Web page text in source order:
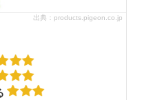
出典：products.pigeon.co.jp